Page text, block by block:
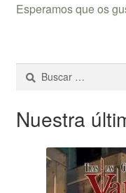
Esperamos que os
Buscar:
Nuestra